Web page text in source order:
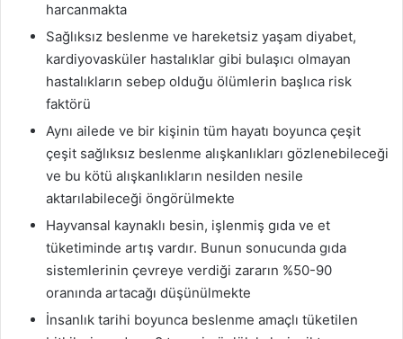
harcanmakta
Sağlıksız beslenme ve hareketsiz yaşam diyabet,
kardiyovasküler hastalıklar gibi bulaşıcı olmayan
hastalıkların sebep olduğu ölümlerin başlıca risk
faktörü
Aynı ailede ve bir kişinin tüm hayatı boyunca çeşit
çeşit sağlıksız beslenme alışkanlıkları gözlenebileceği
ve bu kötü alışkanlıkların nesilden nesile
aktarılabileceği öngörülmekte
Hayvansal kaynaklı besin, işlenmiş gıda ve et
tüketiminde artış vardır. Bunun sonucunda gıda
sistemlerinin çevreye verdiği zararın %50-90
oranında artacağı düşünülmekte
İnsanlık tarihi boyunca beslenme amaçlı tüketilen